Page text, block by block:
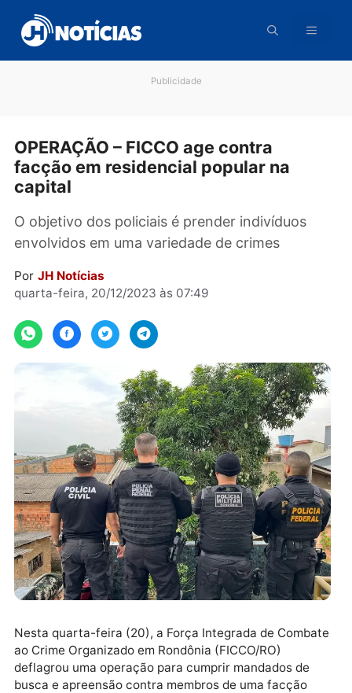
para
conteúdo
OPERAÇÃO – FICCO age contra
facção em residencial popular na
O objetivo dos policiais é prender indivíduos
envolvidos em uma variedade de crimes
quarta-feira, 20/12/2023 às 07:49